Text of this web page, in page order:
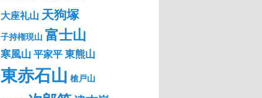
大座礼山 天狗塚
子持権現山 富士山
寒風山 平家平東熊山
東赤石山 槍戸山